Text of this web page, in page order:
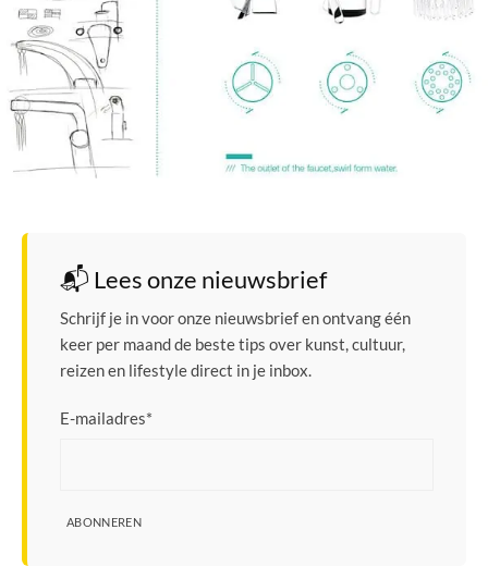
📬 Lees onze nieuwsbrief
Schrijf je in voor onze nieuwsbrief en ontvang één
keer per maand de beste tips over kunst, cultuur,
reizen en lifestyle direct in je inbox.
E-mailadres*
ABONNEREN